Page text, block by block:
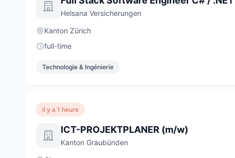
Helsana Versicherungen
Kanton Zürich
full-time
Technologie & Ingénierie
il y a 1 heure
ICT-PROJEKTPLANER (m/w)
Kanton Graubünden